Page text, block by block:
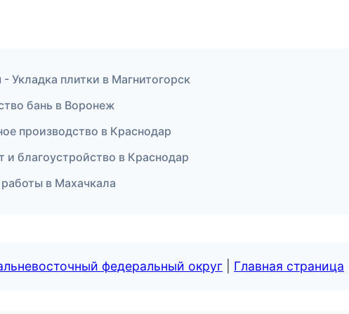
Укладка плитки в Магнитогорск
бань в Воронеж
производство в Краснодар
благоустройство в Краснодар
в Махачкала
федеральный округ Главная страница